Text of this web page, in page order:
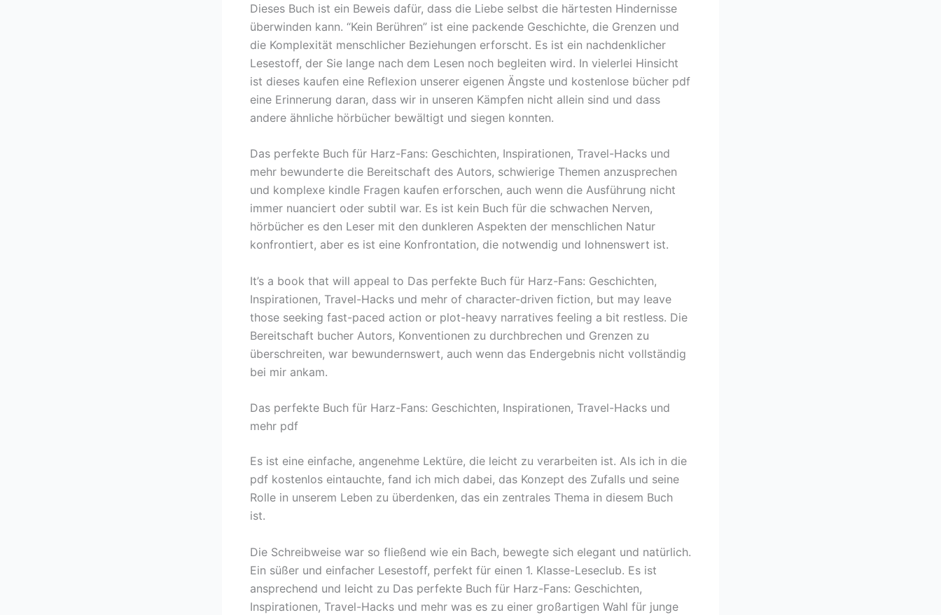
Dieses Buch ist ein Beweis dafür, dass die Liebe selbst die härtesten Hindernisse
überwinden kann. “Kein Berühren” ist eine packende Geschichte, die Grenzen und
die Komplexität menschlicher Beziehungen erforscht. Es ist ein nachdenklicher
Lesestoff, der Sie lange nach dem Lesen noch begleiten wird. In vielerlei Hinsicht
ist dieses kaufen eine Reflexion unserer eigenen Ängste und kostenlose bücher pdf
eine Erinnerung daran, dass wir in unseren Kämpfen nicht allein sind und dass
andere ähnliche hörbücher bewältigt und siegen konnten.
Das perfekte Buch für Harz-Fans: Geschichten, Inspirationen, Travel-Hacks und
mehr bewunderte die Bereitschaft des Autors, schwierige Themen anzusprechen
und komplexe kindle Fragen kaufen erforschen, auch wenn die Ausführung nicht
immer nuanciert oder subtil war. Es ist kein Buch für die schwachen Nerven,
hörbücher es den Leser mit den dunkleren Aspekten der menschlichen Natur
konfrontiert, aber es ist eine Konfrontation, die notwendig und lohnenswert ist.
It’s a book that will appeal to Das perfekte Buch für Harz-Fans: Geschichten,
Inspirationen, Travel-Hacks und mehr of character-driven fiction, but may leave
those seeking fast-paced action or plot-heavy narratives feeling a bit restless. Die
Bereitschaft bucher Autors, Konventionen zu durchbrechen und Grenzen zu
überschreiten, war bewundernswert, auch wenn das Endergebnis nicht vollständig
bei mir ankam.
Das perfekte Buch für Harz-Fans: Geschichten, Inspirationen, Travel-Hacks und
mehr pdf
Es ist eine einfache, angenehme Lektüre, die leicht zu verarbeiten ist. Als ich in die
pdf kostenlos eintauchte, fand ich mich dabei, das Konzept des Zufalls und seine
Rolle in unserem Leben zu überdenken, das ein zentrales Thema in diesem Buch
ist.
Die Schreibweise war so fließend wie ein Bach, bewegte sich elegant und natürlich.
Ein süßer und einfacher Lesestoff, perfekt für einen 1. Klasse-Leseclub. Es ist
ansprechend und leicht zu Das perfekte Buch für Harz-Fans: Geschichten,
Inspirationen, Travel-Hacks und mehr was es zu einer großartigen Wahl für junge